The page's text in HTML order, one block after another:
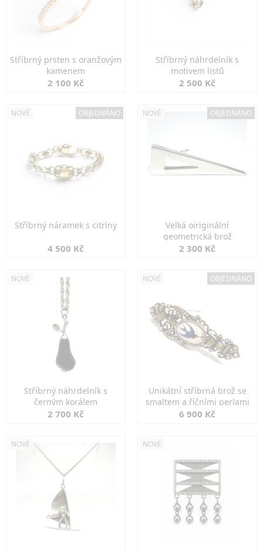
Stříbrný prsten s oranžovým
kamenem
2 100 Kč
Stříbrný náhrdelník s
motivem listů
2 500 Kč
NOVÉ OBJEDNÁNO
Stříbrný náramek s citríny
4 500 Kč
NOVÉ OBJEDNÁNO
Velká oiriginální
geometrická brož
2 300 Kč
NOVÉ
Stříbrný náhrdelník s
černým korálem
2 700 Kč
NOVÉ OBJEDNÁNO
Unikátní stříbrná brož se
smaltem a říčními perlami
6 900 Kč
NOVÉ NOVÉ